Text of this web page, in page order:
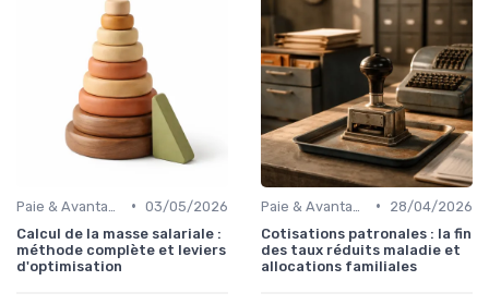
• 03/05/2026
Calcul de la masse salariale :
méthode complète et leviers
d'optimisation
•
28/04/2026
Cotisations patronales : la fin
des taux réduits maladie et
allocations familiales